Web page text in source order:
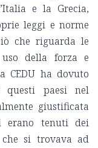
e la Grecia,
leggi e norme
che riguarda le
della forza e
CEDU ha dovuto
paesi nel
giustificata
erano tenuti dei
si trovava ad